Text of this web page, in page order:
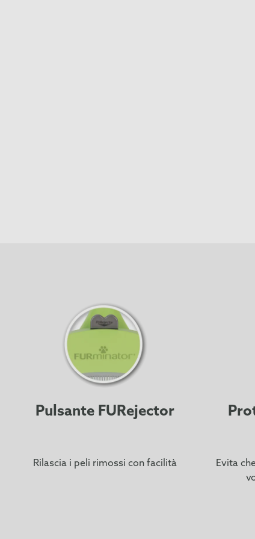
Pulsante FURejector
Rilascia i peli rimossi con facilità
Evita